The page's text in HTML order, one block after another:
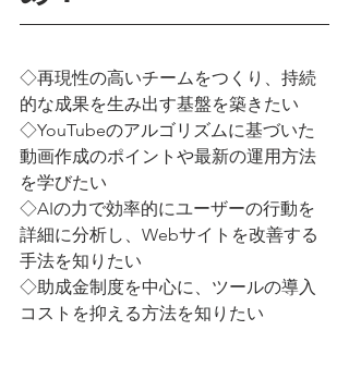
◇再現性の高いチームをつくり、持続
的な成果を生み出す基盤を築きたい
◇YouTubeのアルゴリズムに基づいた
動画作成のポイントや最新の運用方法
を学びたい
◇AIの力で効率的にユーザーの行動を
詳細に分析し、Webサイトを改善する
手法を知りたい
◇助成金制度を中心に、ツールの導入
コストを抑える方法を知りたい